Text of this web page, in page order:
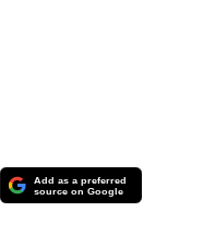
Add as a preferred
source on Google